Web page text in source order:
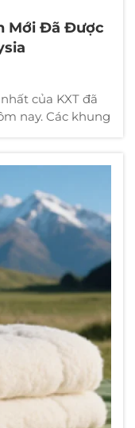
Mới Đã Được
của KXT đã
nay. Các khung
với độ ổn định